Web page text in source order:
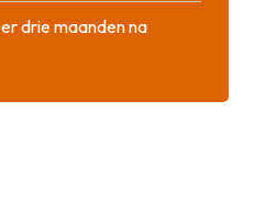
drie maanden na